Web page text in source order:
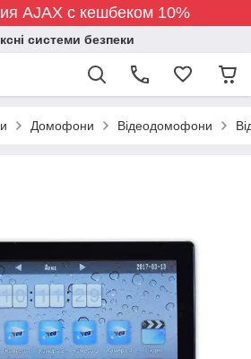
AJAX с кешбеком 10%
системи безпеки
Домофони Відеодомофони